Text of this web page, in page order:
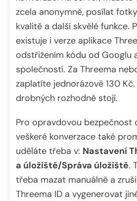
zcela anonymně, posílat
kvalitě a další skvělé funkce.
existuje i verze aplikace
odstřižením kódu od Googlu
společností. Za Threema
zaplatíte jednorázově 130
drobných rozhodně stojí.
Pro opravdovou bezpečnost
veškeré konverzace také
uděláte třeba v: Nastavení
a úložiště/Správa úložiště.
třeba mazat manuálně a
Threema ID a vygenerovat